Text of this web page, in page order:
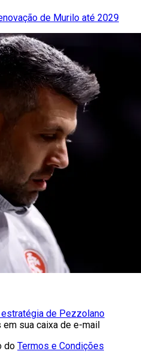
de Murilo até 2029
estratégia de Pezzolano
sua caixa de e-mail
do Termos e Condições